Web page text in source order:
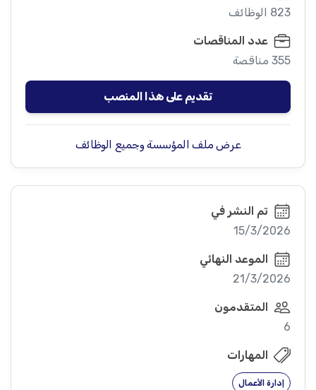
823 الوظائف
عدد المناقصات
355 مناقصة
تقديم على هذا المنصب
عرض ملف المؤسسة وجميع الوظائف
تم النشر في
15/3/2026
الموعد النهائي
21/3/2026
المتقدمون
6
المهارات
إدارة الأعمال